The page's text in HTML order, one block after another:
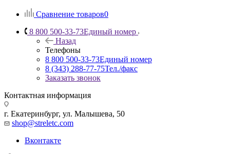
Сравнение товаров0
8 800 500-33-73Единый номер
Назад
Телефоны
8 800 500-33-73Единый номер
8 (343) 288-77-75Тел./факс
Заказать звонок
Контактная информация
г. Екатеринбург, ул. Малышева, 50
shop@streletc.com
Вконтакте